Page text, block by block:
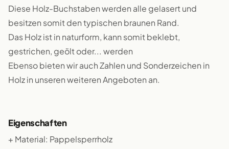
Diese Holz-Buchstaben werden alle gelasert und
besitzen somit den typischen braunen Rand.
Das Holz ist in naturform, kann somit beklebt,
gestrichen, geölt oder... werden
Ebenso bieten wir auch Zahlen und Sonderzeichen in
Holz in unseren weiteren Angeboten an.
Eigenschaften
+ Material: Pappelsperrholz